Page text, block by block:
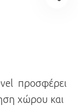
προσφέρει
χώρου και